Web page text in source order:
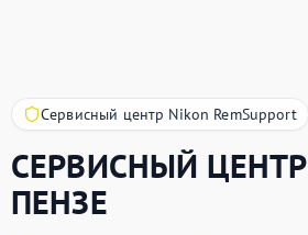
Сервисный центр Nikon RemSupport
СЕРВИСНЫЙ ЦЕНТР
ПЕНЗЕ